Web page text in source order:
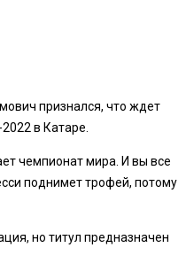
признался, что ждет
в Катаре.
чемпионат мира. И вы все
поднимет трофей, потому
но титул предназначен